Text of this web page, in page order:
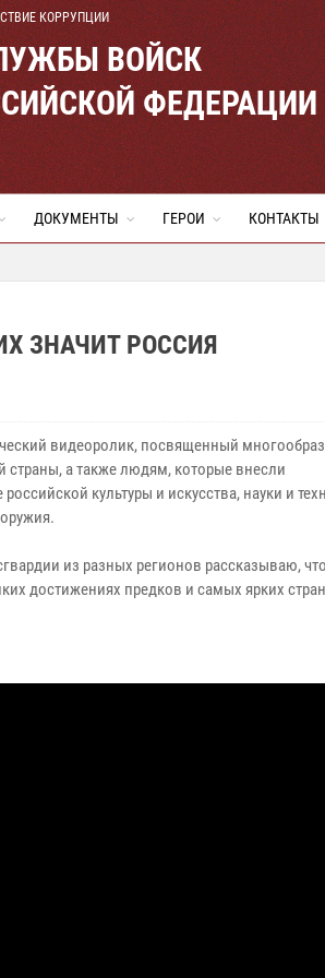
КОРРУПЦИИ
ВОЙСК
ФЕДЕРАЦИИ
ДОКУМЕНТЫ ГЕРОИ КОНТАКТЫ
ЗНАЧИТ РОССИЯ
видеоролик, посвященный
страны, а также людям, которые внесли
культуры и искусства, науки и
из разных регионов рассказываю,
достижениях предков и самых ярких